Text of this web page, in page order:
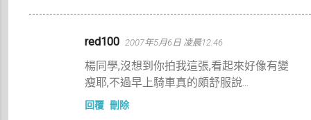
red100 2007年5月6日 凌晨12:46
楊同學,沒想到你拍我這張,看起來好像有變
瘦耶,不過早上騎車真的頗舒服說...
回覆 刪除